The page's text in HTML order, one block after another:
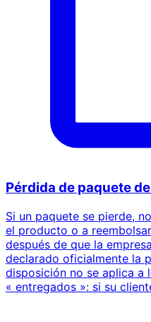
Pérdida de paquete
Si un paquete se pierde,
el producto o a
después de que la
declarado oficialmente la
disposición no se aplica a
« entregados »: si su